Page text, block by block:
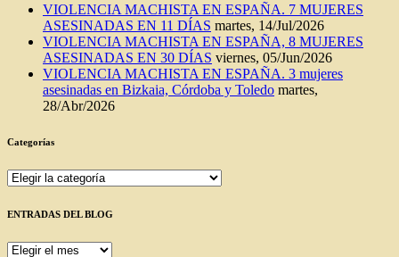
VIOLENCIA MACHISTA EN ESPAÑA. 7 MUJERES
ASESINADAS EN 11 DÍAS martes, 14/Jul/2026
VIOLENCIA MACHISTA EN ESPAÑA, 8 MUJERES
ASESINADAS EN 30 DÍAS viernes, 05/Jun/2026
VIOLENCIA MACHISTA EN ESPAÑA. 3 mujeres
asesinadas en Bizkaia, Córdoba y Toledo martes,
28/Abr/2026
Categorías
Categorías
ENTRADAS DEL BLOG
ENTRADAS